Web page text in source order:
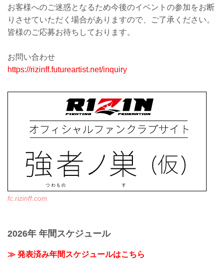
お客様へのご迷惑となるため今後のイベントの参加をお断
りさせていただく場合がありますので、ご了承ください。
皆様のご応募お待ちしております。
お問い合わせ
https://rizinff.futureartist.net/inquiry
fc.rizinff.com
2026年 年間スケジュール
≫ 発表済み年間スケジュールはこちら